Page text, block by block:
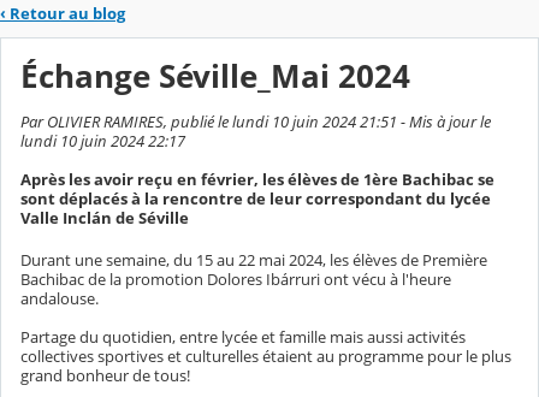
‹ Retour au blog
Échange Séville_Mai 2024
Par OLIVIER RAMIRES, publié le lundi 10 juin 2024 21:51 - Mis à jour le
lundi 10 juin 2024 22:17
Après les avoir reçu en février, les élèves de 1ère Bachibac se
sont déplacés à la rencontre de leur correspondant du lycée
Valle Inclán de Séville
Durant une semaine, du 15 au 22 mai 2024, les élèves de Première
Bachibac de la promotion Dolores Ibárruri ont vécu à l'heure
andalouse.
Partage du quotidien, entre lycée et famille mais aussi activités
collectives sportives et culturelles étaient au programme pour le plus
grand bonheur de tous!